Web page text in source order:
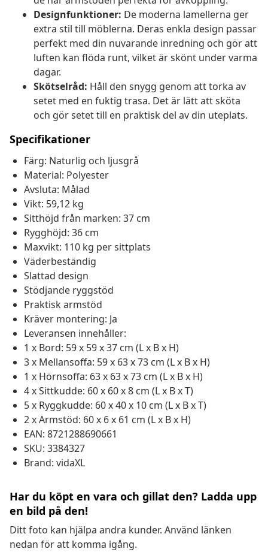
Designfunktioner: De moderna lamellerna ger
extra stil till möblerna. Deras enkla design passar
perfekt med din nuvarande inredning och gör att
luften kan flöda runt, vilket är skönt under varma
dagar.
Skötselråd: Håll den snygg genom att torka av
setet med en fuktig trasa. Det är lätt att sköta
och gör setet till en praktisk del av din uteplats.
Specifikationer
Färg: Naturlig och ljusgrå
Material: Polyester
Avsluta: Målad
Vikt: 59,12 kg
Sitthöjd från marken: 37 cm
Rygghöjd: 36 cm
Maxvikt: 110 kg per sittplats
Väderbeständig
Slattad design
Stödjande ryggstöd
Praktisk armstöd
Kräver montering: Ja
Leveransen innehåller:
1 x Bord: 59 x 59 x 37 cm (L x B x H)
3 x Mellansoffa: 59 x 63 x 73 cm (L x B x H)
1 x Hörnsoffa: 63 x 63 x 73 cm (L x B x H)
4 x Sittkudde: 60 x 60 x 8 cm (L x B x T)
5 x Ryggkudde: 60 x 40 x 10 cm (L x B x T)
2 x Armstöd: 60 x 6 x 61 cm (L x B x H)
EAN: 8721288690661
SKU: 3384327
Brand: vidaXL
Har du köpt en vara och gillat den? Ladda upp
en bild på den!
Ditt foto kan hjälpa andra kunder. Använd länken
nedan för att komma igång.